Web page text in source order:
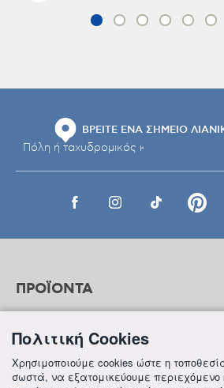
ΒΡΕΙΤΕ ΕΝΑ ΣΗΜΕΙΟ
ΠΡΟΪΟΝΤΑ
ΒΟΗΘΕΙΑ
Πολιτική Cookies
Χρησιμοποιούμε cookies ώστε η
σωστά, να εξατομικεύουμε περιεχόμενο